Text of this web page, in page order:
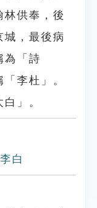
林供奉，後
城，最後病
為「詩
李杜」。
」。
白